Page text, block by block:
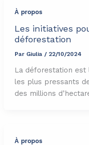
À propos
Les initiatives
déforestation
Par Giulia / 22/10/2024
La déforestation est
les plus pressants
des millions
À propos